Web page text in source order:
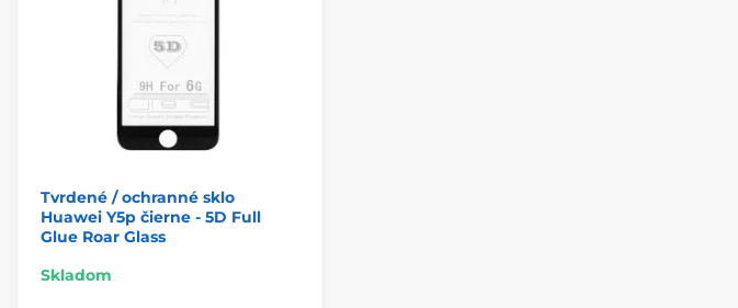
Tvrdené / ochranné sklo
Huawei Y5p čierne - 5D Full
Glue Roar Glass
Skladom